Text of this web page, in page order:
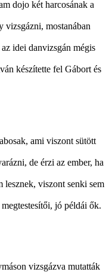
dojo két harcosának a
vizsgázni, mostanában
idei danvizsgán mégis
készítette fel Gábort és
ami viszont sütött
de érzi az ember, ha
lesznek, viszont senki sem
jó példái ők.
vizsgázva mutatták